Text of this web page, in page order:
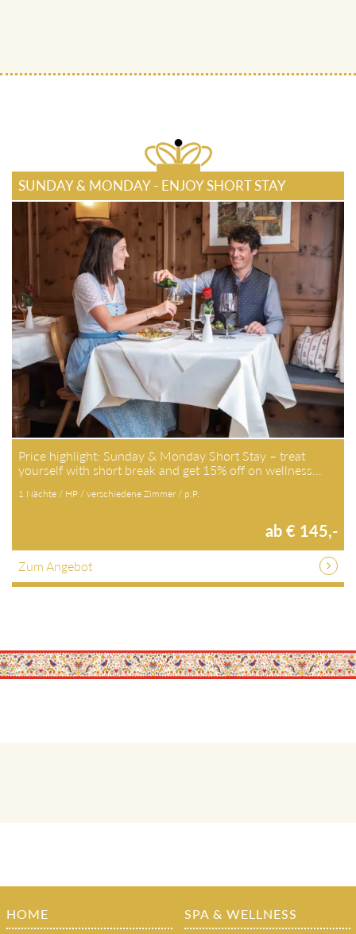
SUNDAY & MONDAY - ENJOY SHORT STAY
Price highlight: Sunday & Monday Short Stay – treat
yourself with short break and get 15% off on wellness…
1 Nächte / HP / verschiedene Zimmer / p.P.
ab € 145,-
Zum Angebot
HOME SPA & WELLNESS